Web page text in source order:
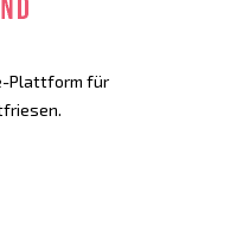
Plattform für